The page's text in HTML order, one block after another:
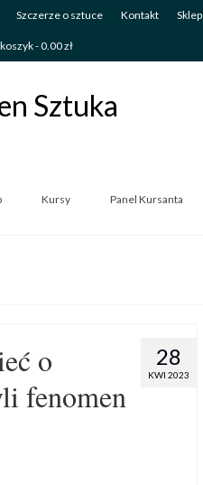
Szczerze o sztuce Kontakt Sklep
-0.00zł
Kursy Panel Kursanta
28
KWI 2023
o
fenomen